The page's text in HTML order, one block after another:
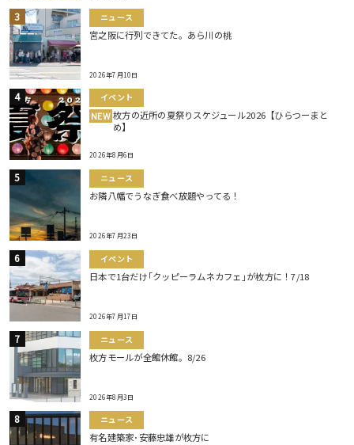
ニュース
宮之阪に行列できてた。あら川の桃
2026年7月10日
イベント
NEW 枚方の近所の夏祭りスケジュール2026【ひらつーまと
め】
2026年8月6日
ニュース
お隣八幡でうなぎ食べ放題やってる！
2026年7月23日
イベント
日本で1台だけ｢クッピーラムネカフェ｣が枚方に！7/18
2026年7月17日
ニュース
枚方モールが全館休館。8/26
2026年8月3日
ニュース
有名建築家･安藤忠雄が枚方に